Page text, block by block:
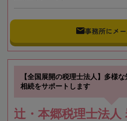
事務所にメ
【全国展開の税理士法人】多様
相続をサポートします
辻・本郷税理士法人